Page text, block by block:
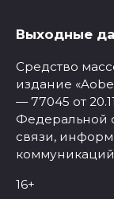
Выходные
Средство
издание
— 77045 от
Федеральной
связи,
16+